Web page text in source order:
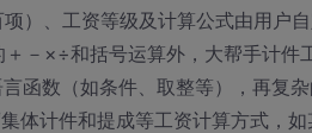
）、工资等级及计算公式由用户
－×÷和括号运算外，大帮手计件
数（如条件、取整等），再复杂
计件和提成等工资计算方式，